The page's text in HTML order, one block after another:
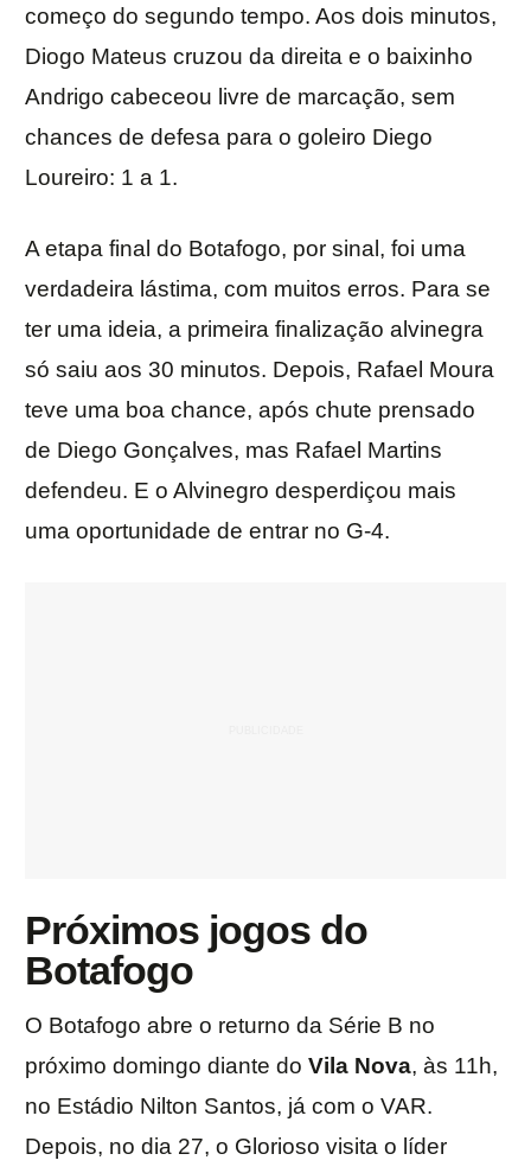
começo do segundo tempo. Aos dois minutos,
Diogo Mateus cruzou da direita e o baixinho
Andrigo cabeceou livre de marcação, sem
chances de defesa para o goleiro Diego
Loureiro: 1 a 1.
A etapa final do Botafogo, por sinal, foi uma
verdadeira lástima, com muitos erros. Para se
ter uma ideia, a primeira finalização alvinegra
só saiu aos 30 minutos. Depois, Rafael Moura
teve uma boa chance, após chute prensado
de Diego Gonçalves, mas Rafael Martins
defendeu. E o Alvinegro desperdiçou mais
uma oportunidade de entrar no G-4.
Próximos jogos do
Botafogo
O Botafogo abre o returno da Série B no
próximo domingo diante do Vila Nova, às 11h,
no Estádio Nilton Santos, já com o VAR.
Depois, no dia 27, o Glorioso visita o líder